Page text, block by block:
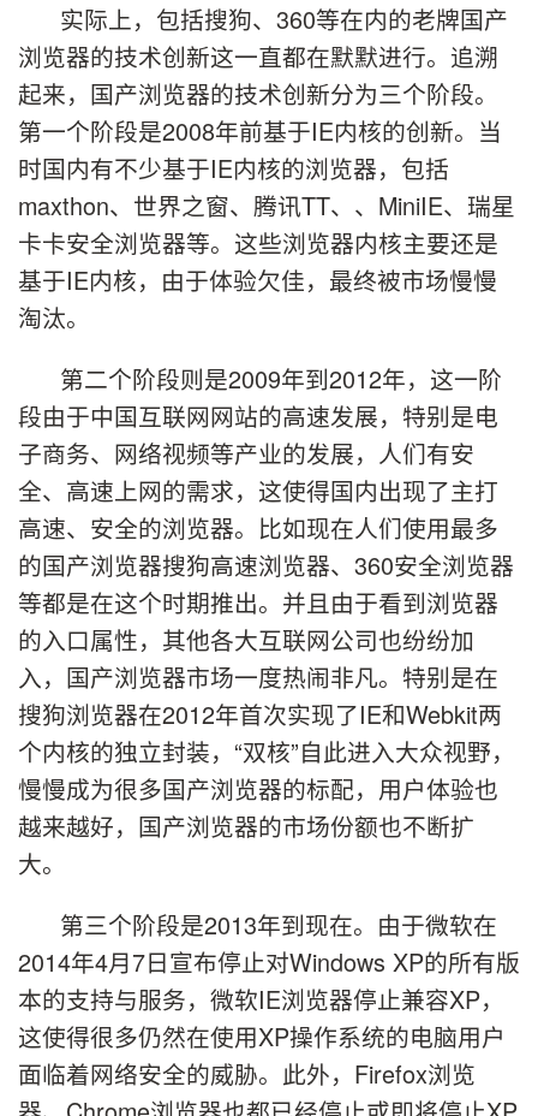
实际上，包括搜狗、360等在内的老牌国产
浏览器的技术创新这一直都在默默进行。追溯
起来，国产浏览器的技术创新分为三个阶段。
第一个阶段是2008年前基于IE内核的创新。当
时国内有不少基于IE内核的浏览器，包括
maxthon、世界之窗、腾讯TT、、MiniIE、瑞星
卡卡安全浏览器等。这些浏览器内核主要还是
基于IE内核，由于体验欠佳，最终被市场慢慢
淘汰。
第二个阶段则是2009年到2012年，这一阶
段由于中国互联网网站的高速发展，特别是电
子商务、网络视频等产业的发展，人们有安
全、高速上网的需求，这使得国内出现了主打
高速、安全的浏览器。比如现在人们使用最多
的国产浏览器搜狗高速浏览器、360安全浏览器
等都是在这个时期推出。并且由于看到浏览器
的入口属性，其他各大互联网公司也纷纷加
入，国产浏览器市场一度热闹非凡。特别是在
搜狗浏览器在2012年首次实现了IE和Webkit两
个内核的独立封装，“双核”自此进入大众视野，
慢慢成为很多国产浏览器的标配，用户体验也
越来越好，国产浏览器的市场份额也不断扩
大。
第三个阶段是2013年到现在。由于微软在
2014年4月7日宣布停止对Windows XP的所有版
本的支持与服务，微软IE浏览器停止兼容XP，
这使得很多仍然在使用XP操作系统的电脑用户
面临着网络安全的威胁。此外，Firefox浏览